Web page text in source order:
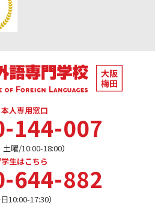
本人専用窓口
144-007
土曜/10:00-18:00）
生はこちら
644-882
日10:00-17:30）